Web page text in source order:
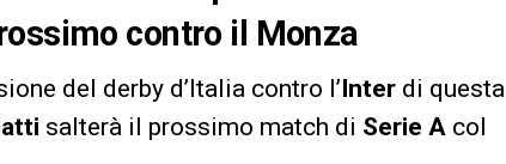
contro il Monza
del derby d’Italia contro l’Inter di questa
salterà il prossimo match di Serie A col